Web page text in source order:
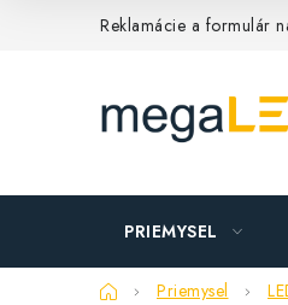
Reklamácie a formulár
PRIEMYSEL
DomovPriemysel